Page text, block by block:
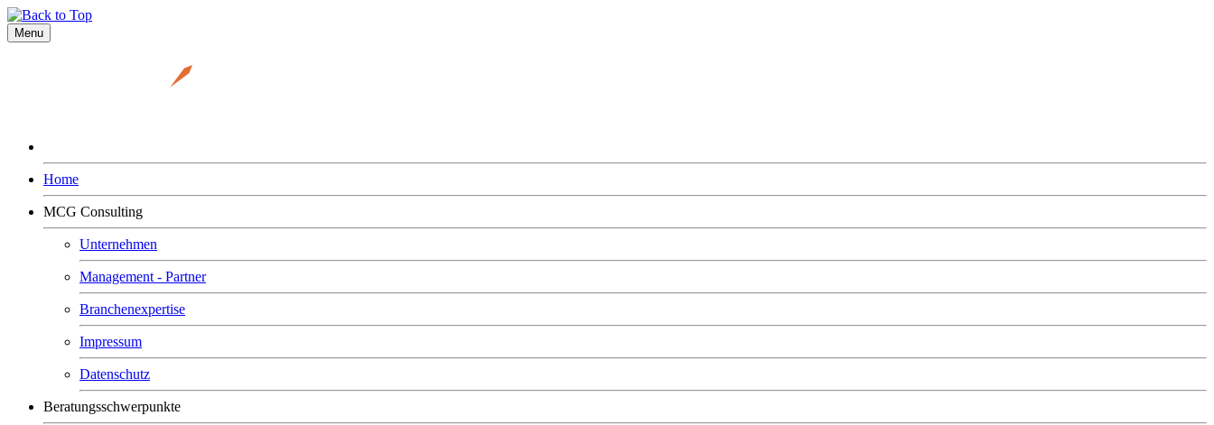
Menu
Home
MCG Consulting
Unternehmen
Management - Partner
Branchenexpertise
Impressum
Datenschutz
Beratungsschwerpunkte